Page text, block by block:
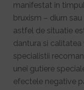
manifestat in
bruxism – diurn
astfel de situatie
dantura si
specialistii
unei gutiere
efectele negative